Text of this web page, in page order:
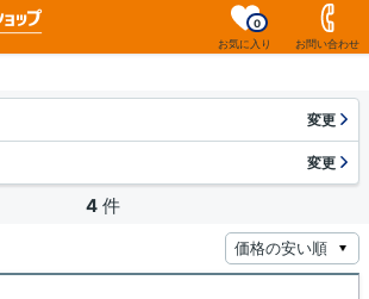
お気に入り
0
お問い合わせ
変更
変更
4 件